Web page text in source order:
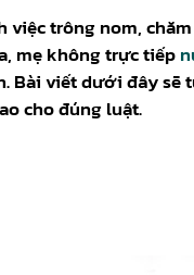
trông nom,
mẹ không trực tiếp
Bài viết dưới đây
cho đúng luật.